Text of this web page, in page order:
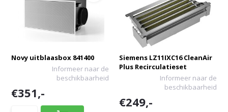
Novy uitblaasbox 841400
Informeer naar de
beschikbaarheid
€351,-
Siemens LZ11IXC16 CleanAir
Plus Recirculatieset
Informeer naar de
beschikbaarheid
€249,-